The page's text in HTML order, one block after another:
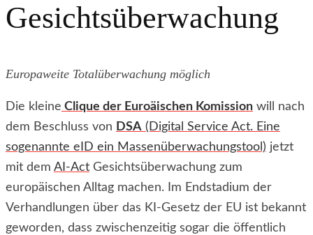
Gesichtsüberwachung
Europaweite Totalüberwachung möglich
Die kleine Clique der Euroäischen Komission will nach
dem Beschluss von DSA (Digital Service Act. Eine
sogenannte eID ein Massenüberwachungstool) jetzt
mit dem AI-Act Gesichtsüberwachung zum
europäischen Alltag machen. Im Endstadium der
Verhandlungen über das KI-Gesetz der EU ist bekannt
geworden, dass zwischenzeitig sogar die öffentlich